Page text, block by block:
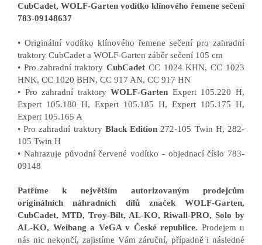
CubCadet, WOLF-Garten vodítko klínového řemene sečení
783-09148637
• Originální vodítko klínového řemene sečení pro zahradní
traktory CubCadet a WOLF-Garten záběr sečení 105 cm
• Pro zahradní traktoryCubCadet CC 1024 KHN, CC 1023
HNK, CC 1020 BHN, CC 917 AN, CC 917 HN
• Pro zahradní traktoryWOLF-Garten Expert 105.220 H,
Expert 105.180 H, Expert 105.185 H, Expert 105.175 H,
Expert 105.165 A
• Pro zahradní traktory Black Edition 272-105 Twin H, 282-
105 Twin H
• Nahrazuje původní červené vodítko - objednací číslo 783-
09148
Patříme k největším autorizovaným prodejcům
originálních náhradních dílů značek WOLF-Garten,
CubCadet, MTD, Troy-Bilt, AL-KO, Riwall-PRO, Solo by
AL-KO, Weibang a VeGA v České republice. Prodejem u
nás nic nekončí, zajistíme Vám záruční, případně i následné